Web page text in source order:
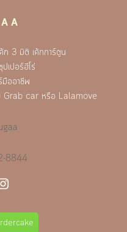
A
ก 3 มิติ เค้กการ์ตูน
เปอร์ฮีโร่
มืออาชีพ
Grab car หรือ Lalamove
8844